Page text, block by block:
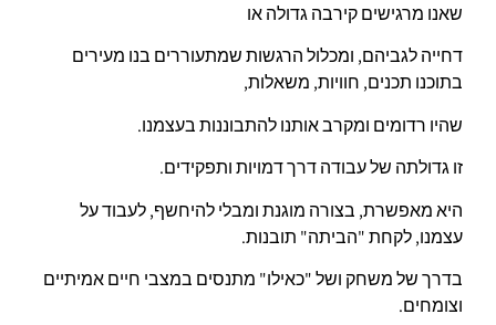
שאנו מרגישים קירבה גדולה או
דחייה לגביהם, ומכלול הרגשות שמתעוררים בנו מעירים
בתוכנו תכנים, חוויות, משאלות,
שהיו רדומים ומקרב אותנו להתבוננות בעצמנו.
זו גדולתה של עבודה דרך דמויות ותפקידים.
היא מאפשרת, בצורה מוגנת ומבלי להיחשף, לעבוד על
עצמנו, לקחת "הביתה" תובנות.
בדרך של משחק ושל "כאילו" מתנסים במצבי חיים אמיתיים
וצומחים.